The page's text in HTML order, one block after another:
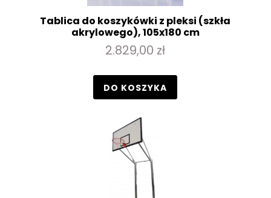
Tablica do koszykówki z pleksi (szkła
akrylowego), 105x180 cm
2.829,00 zł
DO KOSZYKA